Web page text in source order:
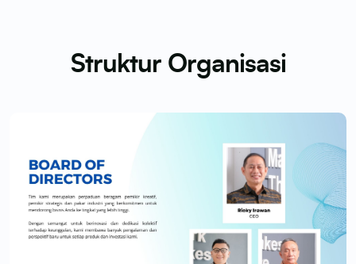
Struktur Organisasi